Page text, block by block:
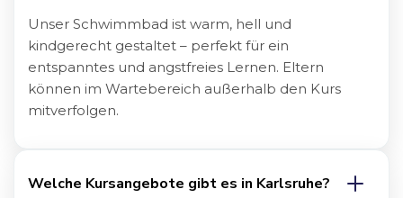
Unser Schwimmbad ist warm, hell und
kindgerecht gestaltet – perfekt für ein
entspanntes und angstfreies Lernen. Eltern
können im Wartebereich außerhalb den Kurs
mitverfolgen.
Welche Kursangebote gibt es in Karlsruhe?